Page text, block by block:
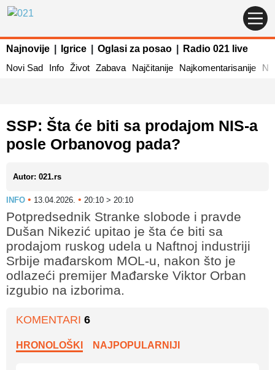
Najnovije Igrice Oglasi za posao
Radio 021 live
Novi Sad
Info Život Zabava Najčitanije Najkomentarisanije
SSP: Šta će biti sa prodajom NIS-a
posle Orbanovog pada?
Autor: 021.rs
INFO • 13.04.2026. • 20:10 > 20:10
Potpredsednik Stranke slobode i pravde
Dušan Nikezić upitao je šta će biti sa
prodajom ruskog udela u Naftnoj industriji
Srbije mađarskom MOL-u, nakon što je
odlazeći premijer Mađarske Viktor Orban
izgubio na izborima.
KOMENTARI 6
HRONOLOŠKI NAJPOPULARNIJI